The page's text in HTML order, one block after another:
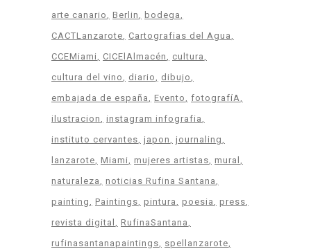
arte canario
Berlin
bodega
CACTLanzarote
Cartografias del Agua
CCEMiami
CICElAlmacén
cultura
cultura del vino
diario
dibujo
embajada de españa
Evento
fotografíA
ilustracion
instagram infografia
instituto cervantes japon
journaling
lanzarote Miami mujeres artistas mural
naturaleza
noticias Rufina Santana
painting
Paintings pintura poesia
press
revista digital
RufinaSantana
rufinasantanapaintings
spellanzarote